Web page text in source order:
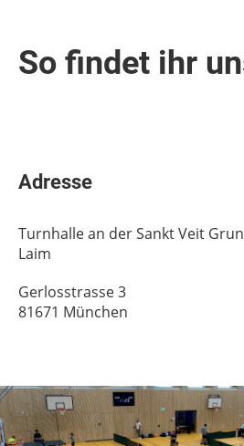
So findet ihr
Adresse
Turnhalle an der Sankt Veit
Laim
Gerlosstrasse 3
81671 München